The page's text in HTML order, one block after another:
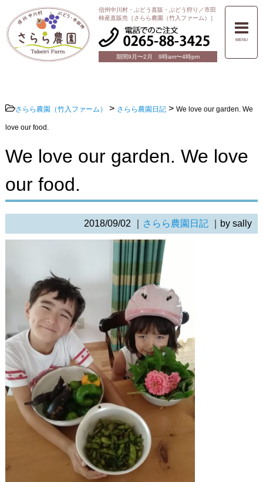
信州中川村・ぶどう直販・ぶどう狩り／市田
柿産直販売［さらら農園（竹入ファーム）］
期間9月〜2月 9時am〜4時pm
MENU
さらら農園（竹入ファーム） > さらら農園日記> We love our garden. We
love our food.
We love our garden. We love
our food.
2018/09/02 さらら農園日記 ｜by sally